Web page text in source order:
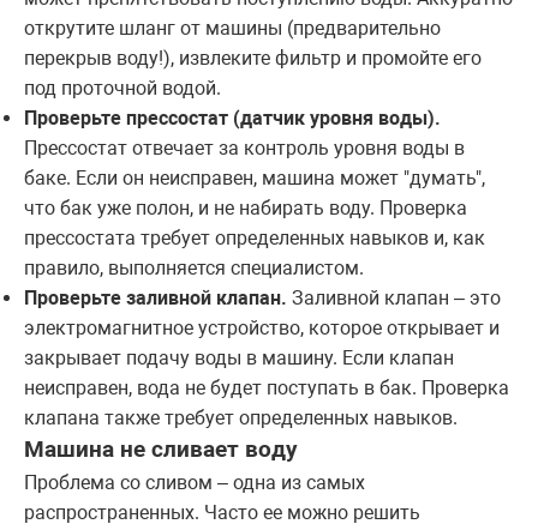
открутите шланг от машины (предварительно
перекрыв воду!), извлеките фильтр и промойте его
под проточной водой.
Проверьте прессостат (датчик уровня воды).
Прессостат отвечает за контроль уровня воды в
баке. Если он неисправен, машина может "думать",
что бак уже полон, и не набирать воду. Проверка
прессостата требует определенных навыков и, как
правило, выполняется специалистом.
Проверьте заливной клапан. Заливной клапан – это
электромагнитное устройство, которое открывает и
закрывает подачу воды в машину. Если клапан
неисправен, вода не будет поступать в бак. Проверка
клапана также требует определенных навыков.
Машина не сливает воду
Проблема со сливом – одна из самых
распространенных. Часто ее можно решить